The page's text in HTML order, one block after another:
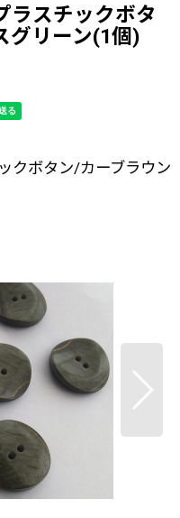
ラスチックボタ
グリーン(1個)
クボタン/カーブラウン